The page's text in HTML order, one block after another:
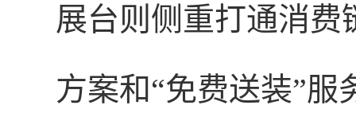
展台则侧重打通消费
方案和“免费送装”